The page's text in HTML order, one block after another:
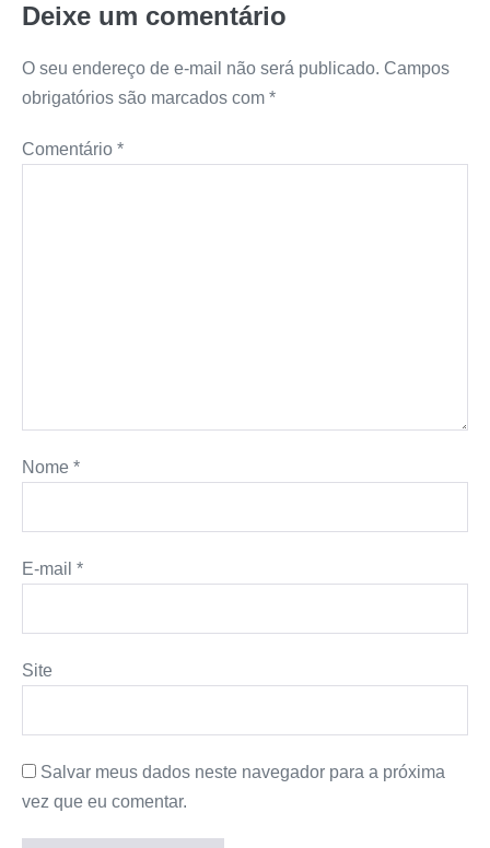
Deixe um comentário
O seu endereço de e-mail não será publicado. Campos
obrigatórios são marcados com *
Comentário *
Nome *
E-mail *
Site
Salvar meus dados neste navegador para a próxima
vez que eu comentar.